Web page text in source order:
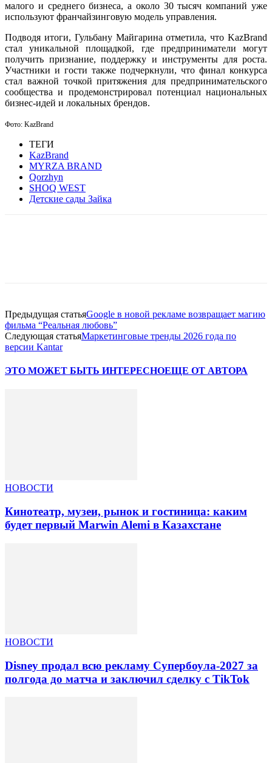
малого и среднего бизнеса, а около 30 тысяч компаний уже
используют франчайзинговую модель управления.
Подводя итоги, Гульбану Майгарина отметила, что KazBrand
стал уникальной площадкой, где предприниматели могут
получить признание, поддержку и инструменты для роста.
Участники и гости также подчеркнули, что финал конкурса
стал важной точкой притяжения для предпринимательского
сообщества и продемонстрировал потенциал национальных
бизнес-идей и локальных брендов.
Фото: KazBrand
ТЕГИ
KazBrand
MYRZA BRAND
Qorzhyn
SHOQ WEST
Детские сады Зайка
Предыдущая статьяGoogle в новой рекламе возвращает магию
фильма “Реальная любовь”
Следующая статьяМаркетинговые тренды 2026 года по
версии Kantar
ЭТО МОЖЕТ БЫТЬ ИНТЕРЕСНОЕЩЕ ОТ АВТОРА
НОВОСТИ
Кинотеатр, музеи, рынок и гостиница: каким
будет первый Marwin Alemi в Казахстане
НОВОСТИ
Disney продал всю рекламу Супербоула-2027 за
полгода до матча и заключил сделку с TikTok